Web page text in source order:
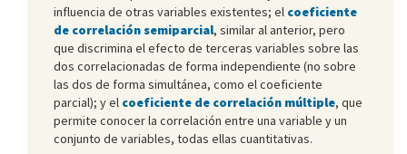
influencia de otras variables existentes; el coeficiente
de correlación semiparcial, similar al anterior, pero
que discrimina el efecto de terceras variables sobre las
dos correlacionadas de forma independiente (no sobre
las dos de forma simultánea, como el coeficiente
parcial); y el coeficiente de correlación múltiple, que
permite conocer la correlación entre una variable y un
conjunto de variables, todas ellas cuantitativas.